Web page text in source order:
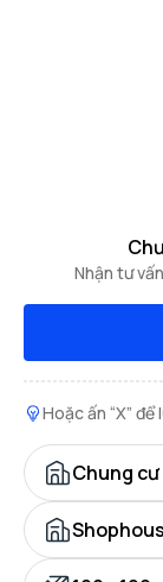
Nhận tư
Hoặc ấn “X”
Chung cư